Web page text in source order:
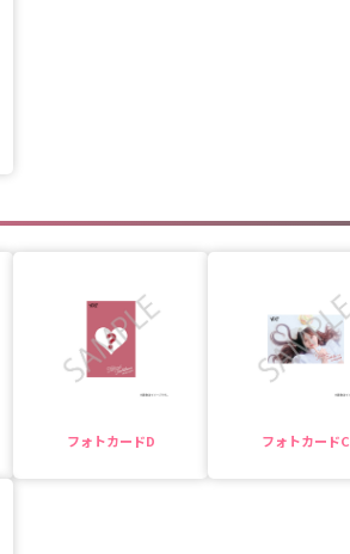
フォトカードD フォトカードC